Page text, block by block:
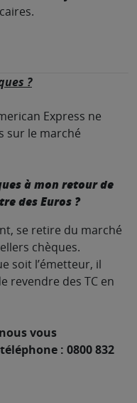
?
Express ne
sur le marché
à mon retour de
des Euros ?
se retire du marché
chèques.
soit l’émetteur, il
revendre des TC en
vous
: 0800 832